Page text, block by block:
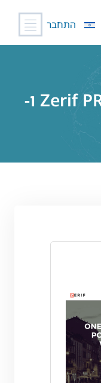
התחבר
תאימות בין תבנית Zerif PRO ו-